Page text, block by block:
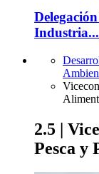
Industria...
2.5 |
Pesca y